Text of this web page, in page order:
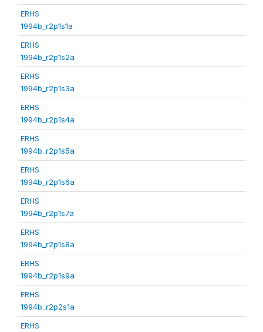
ERHS
1994b_r2p1s1a
ERHS
1994b_r2p1s2a
ERHS
1994b_r2p1s3a
ERHS
1994b_r2p1s4a
ERHS
1994b_r2p1s5a
ERHS
1994b_r2p1s6a
ERHS
1994b_r2p1s7a
ERHS
1994b_r2p1s8a
ERHS
1994b_r2p1s9a
ERHS
1994b_r2p2s1a
ERHS